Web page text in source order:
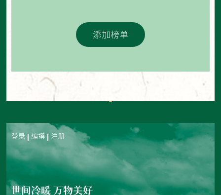
添加榜单
登录 编撰 注册
世间冷暖 万物美好